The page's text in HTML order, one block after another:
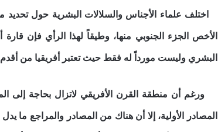
اختلف علماء الأجناس والسلالات البشرية حول
الأخص الجزء الجنوبي منها، وطيقاً لهذا الرأي فإن
البشري وليست مورداً له فقط حيث تعتبر أفريقيا من
ورغم أن منطقة القرن الأفريقي لاتزال بحاجة إلى
المصادر الأولية، إلا أن هناك من المصادر والمراجع ما